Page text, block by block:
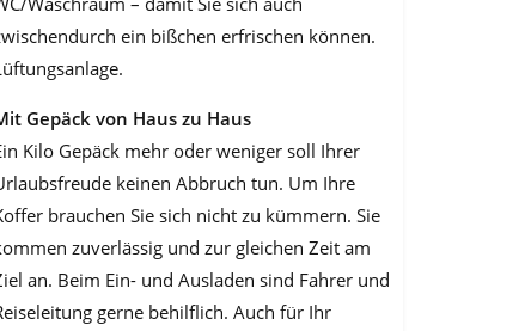
ein bißchen erfrischen kön­nen.
Gepäck von Haus zu Haus
Kilo Gepäck mehr oder weniger soll Ihrer
keinen Abbruch tun. Um Ihre
brauchen Sie sich nicht zu kümmern. Sie
zuverlässig und zur gleichen Zeit am
an. Beim Ein- und Ausladen sind Fahrer und
gerne behilflich. Auch für Ihr